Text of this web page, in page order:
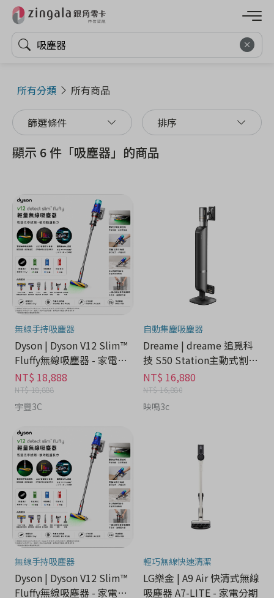
所有分類 所有商品
篩選條件 排序
顯示 6 件「吸塵器」的商品
無線手持吸塵器
Dyson | Dyson V12 Slim™
Fluffy無線吸塵器 - 家電分
期
NT$ 18,888
NT$ 18,888
宇豐3C
自動集塵吸塵器
Dreame | dreame 追覓科
技 S50 Station主動式割毛
集塵吸塵器 - 家電分期
NT$ 16,880
NT$ 16,880
映鳴3c
無線手持吸塵器
Dyson | Dyson V12 Slim™
Fluffy無線吸塵器 - 家電分
輕巧無線快速清潔
LG樂金 | A9 Air 快清式無線
吸塵器 A7-LITE - 家電分期